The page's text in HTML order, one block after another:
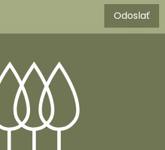
Odoslať